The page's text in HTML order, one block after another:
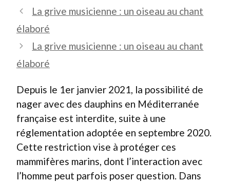
La grive musicienne : un oiseau au chant
élaboré
La grive musicienne : un oiseau au chant
élaboré
Depuis le 1er janvier 2021, la possibilité de
nager avec des dauphins en Méditerranée
française est interdite, suite à une
réglementation adoptée en septembre 2020.
Cette restriction vise à protéger ces
mammifères marins, dont l’interaction avec
l’homme peut parfois poser question. Dans